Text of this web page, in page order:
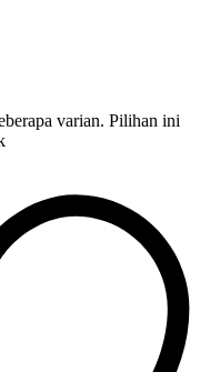
varian. Pilihan ini